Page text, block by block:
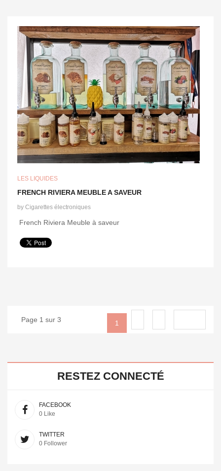
LES LIQUIDES
FRENCH RIVIERA MEUBLE A SAVEUR
by Cigarettes électroniques
French Riviera Meuble à saveur
1
Page 1 sur 3
RESTEZ CONNECTÉ
FACEBOOK
0 Like
TWITTER
0 Follower